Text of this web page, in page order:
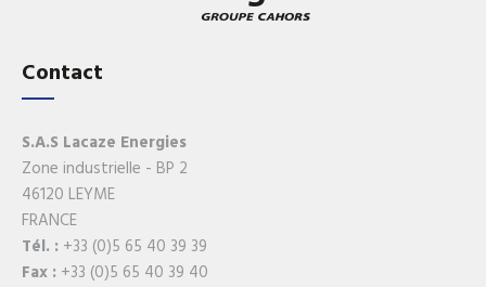
Contact
S.A.S Lacaze Energies
Zone industrielle - BP 2
46120 LEYME
FRANCE
Tél. :+33 (0)5 65 40 39 39
Fax :+33 (0)5 65 40 39 40